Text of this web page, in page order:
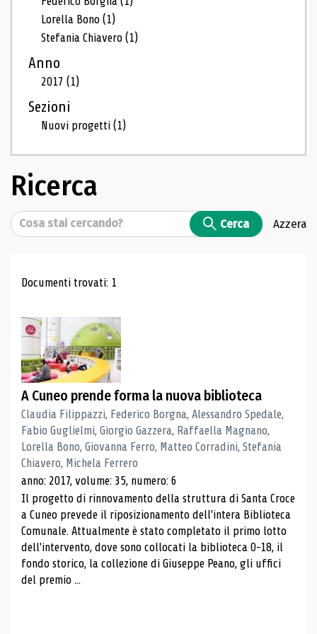
Lorella Bono(1)
Stefania Chiavero(1)
Anno
2017(1)
Sezioni
Nuovi progetti(1)
Ricerca
Cerca Cerca Azzera
Risultati di ricerca
Documenti trovati: 1
A Cuneo prende forma la nuova biblioteca
Claudia Filippazzi, Federico Borgna, Alessandro Spedale,
Fabio Guglielmi, Giorgio Gazzera, Raffaella Magnano,
Lorella Bono, Giovanna Ferro, Matteo Corradini, Stefania
Chiavero, Michela Ferrero
anno: 2017, volume: 35, numero: 6
Il progetto di rinnovamento della struttura di Santa Croce
a Cuneo prevede il riposizionamento dell'intera Biblioteca
Comunale. Attualmente è stato completato il primo lotto
dell'intervento, dove sono collocati la biblioteca 0-18, il
fondo storico, la collezione di Giuseppe Peano, gli uffici
del premio ...